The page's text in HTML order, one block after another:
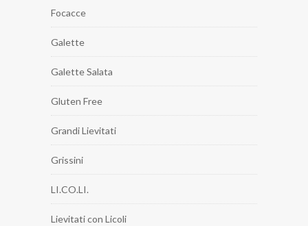
Focacce
Galette
Galette Salata
Gluten Free
Grandi Lievitati
Grissini
LI.CO.LI.
Lievitati con Licoli